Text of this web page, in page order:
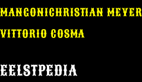
MANGONICHRISTIAN
VITTORIO COSMA
EELSTPEDIA